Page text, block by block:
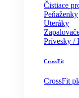
Čistiace
Peňaženky
Uteráky
Prívesky /
CrossFit
CrossFit